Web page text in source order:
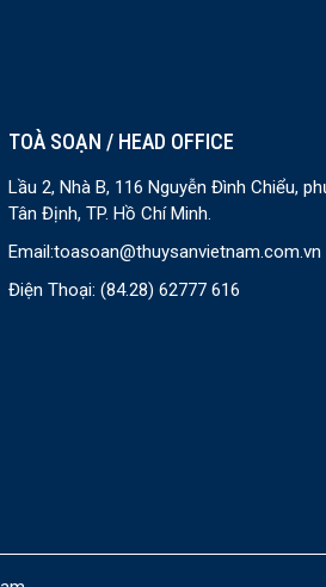
TOÀ SOẠN / HEAD OFFICE
Lầu 2, Nhà B, 116 Nguyễn Đình Chiểu,
Tân Định, TP. Hồ Chí Minh.
Email:toasoan@thuysanvietnam.com.vn
Điện Thoại: (84.28) 62777 616